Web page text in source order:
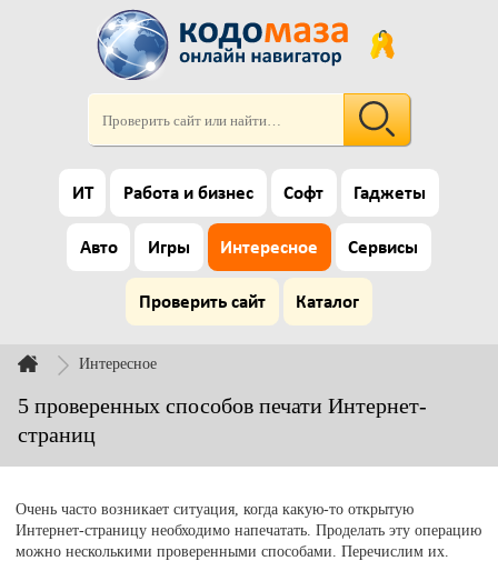
ИТ Работа и бизнес Софт Гаджеты
Авто Игры Интересное Сервисы
Проверить сайт Каталог
Интересное
5 проверенных способов печати Интернет-
страниц
Очень часто возникает ситуация, когда какую-то открытую
Интернет-страницу необходимо напечатать. Проделать эту операцию
можно несколькими проверенными способами. Перечислим их.